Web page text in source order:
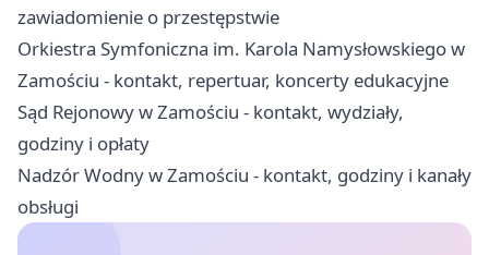
zawiadomienie o przestępstwie
Orkiestra Symfoniczna im. Karola Namysłowskiego w
Zamościu - kontakt, repertuar, koncerty edukacyjne
Sąd Rejonowy w Zamościu - kontakt, wydziały,
godziny i opłaty
Nadzór Wodny w Zamościu - kontakt, godziny i kanały
obsługi